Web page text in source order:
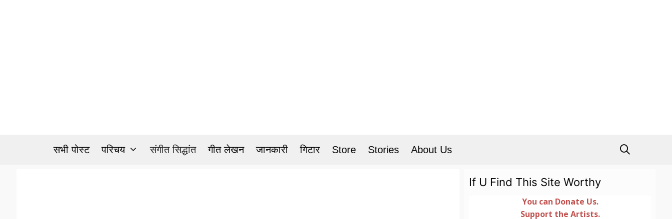
सभी पोस्ट परिचय संगीत सिद्धांत गीत लेखन जानकारी गिटार Store Stories About Us
If U Find This Site Worthy